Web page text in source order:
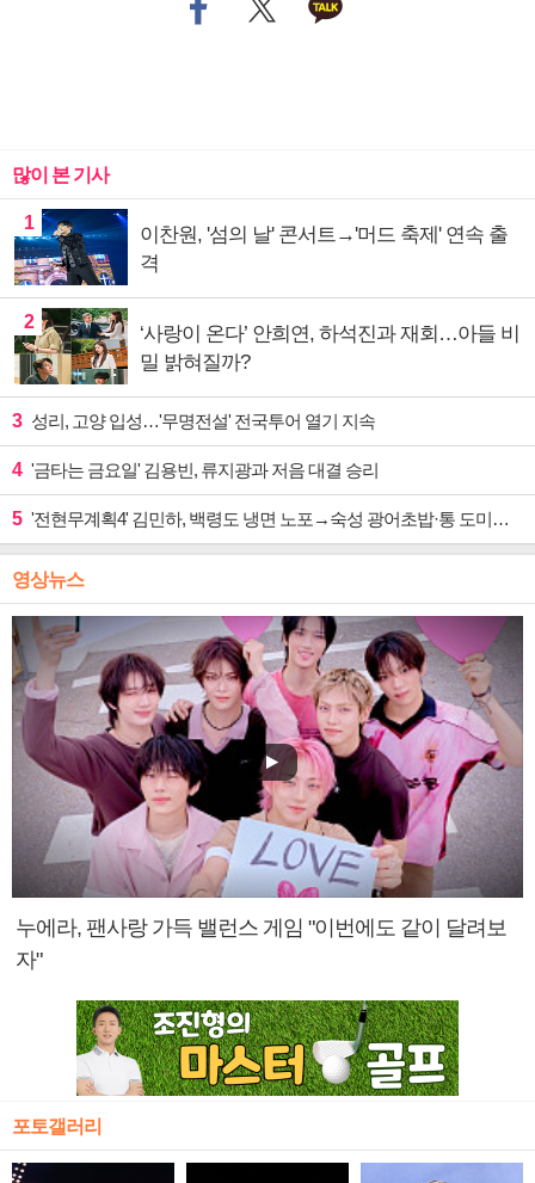
많이 본 기사
1
이찬원, '섬의 날' 콘서트→'머드 축제' 연속 출
격
2
‘사랑이 온다’ 안희연, 하석진과 재회…아들 비
밀 밝혀질까?
3 성리, 고양 입성…'무명전설' 전국투어 열기 지속
4 '금타는 금요일' 김용빈, 류지광과 저음 대결 승리
5 '전현무계획4' 김민하, 백령도 냉면 노포→숙성 광어초밥·통 도미찜 맛집 탐방
영상뉴스
누에라, 팬사랑 가득 밸런스 게임 "이번에도 같이 달려보
자"
포토갤러리